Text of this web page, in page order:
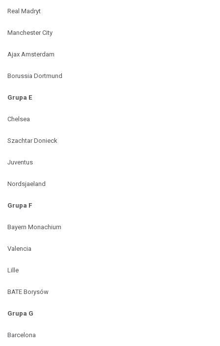
Real Madryt
Manchester City
Ajax Amsterdam
Borussia Dortmund
Grupa E
Chelsea
Szachtar Donieck
Juventus
Nordsjaeland
Grupa F
Bayern Monachium
Valencia
Lille
BATE Borysów
Grupa G
Barcelona